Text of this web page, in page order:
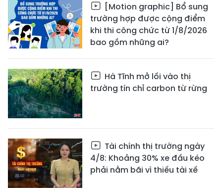
[Motion graphic] Bổ sung
trường hợp được cộng điểm
khi thi công chức từ 1/8/2026
bao gồm những ai?
Hà Tĩnh mở lối vào thị
trường tín chỉ carbon từ rừng
Tài chính thị trường ngày
4/8: Khoảng 30% xe đầu kéo
phải nằm bãi vì thiếu tài xế